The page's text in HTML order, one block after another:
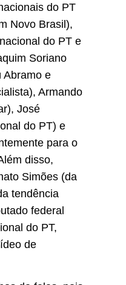
do PT
Novo Brasil),
do PT e
Soriano
Abramo e
Armando
José
do PT) e
para o
disso,
Simões (da
tendência
federal
do PT,
de